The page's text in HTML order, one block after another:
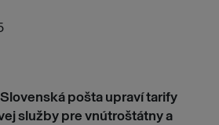
pošta upraví tarify
služby pre vnútroštátny a